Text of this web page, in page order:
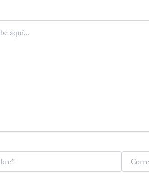
Correo